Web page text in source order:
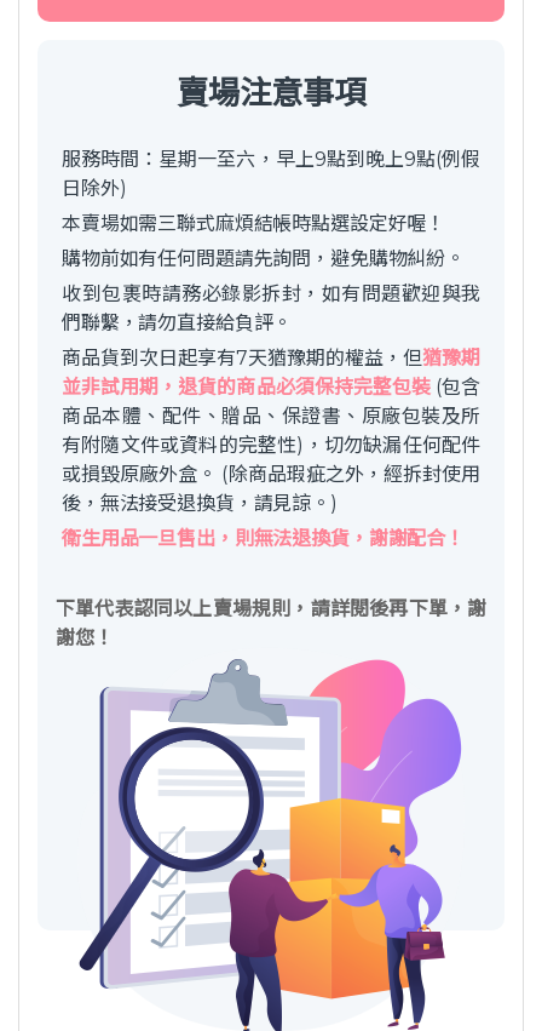
賣場注意事項
服務時間：星期一至六，早上9點到晚上9點(例假
日除外)
本賣場如需三聯式麻煩結帳時點選設定好喔！
購物前如有任何問題請先詢問，避免購物糾紛。
收到包裹時請務必錄影拆封，如有問題歡迎與我
們聯繫，請勿直接給負評。
商品貨到次日起享有7天猶豫期的權益，但猶豫期
並非試用期，退貨的商品必須保持完整包裝(包含
商品本體、配件、贈品、保證書、原廠包裝及所
有附隨文件或資料的完整性)，切勿缺漏任何配件
或損毀原廠外盒。 (除商品瑕疵之外，經拆封使用
後，無法接受退換貨，請見諒。)
衛生用品一旦售出，則無法退換貨，謝謝配合！
下單代表認同以上賣場規則，請詳閱後再下單，謝
謝您！